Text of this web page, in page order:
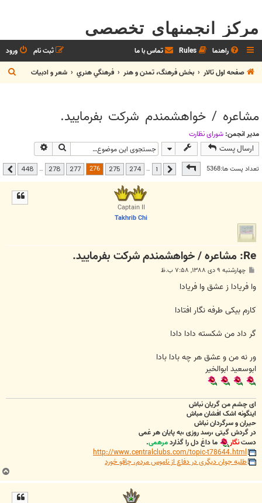
مرکز انجمنهای تخصصی
راهنما Rules تماس با ما ورود
ثبت نام
صفحه اول تالار
بخش فرهنگ، تمدن و هنر فرهنگي هنري شعر و ادبيات
ج
س
مشاعره / خواهشمندم شرکت بفرماييد.
مدیر انجمن: شوراي نظارت
ارسال پست جستجو
تعداد پست ها:5368
صفحه276از 448 قبلی …
274
275
276
277
278
…
448 بعدی
Captain II
Takhrib Chi
Re: مشاعره / خواهشمندم شرکت بفرماييد.
پ
ت
چهارشنبه ۹ دی ۱۳۸۸, ۷:۵۸ ب.ظ
وا فریادا ز عشق وا فریادا
کارم بیکی طرفه نگار افتادا
گر داد من شکسته دادا دادا
ور نه من و عشق هر چه بادا بادا
ابوسعید ابوالخیر
ای چشم من گریان نباش
اینگونه اشک افشان مباش
حیران و سرگردان نباش
در گردش گیتی ،رسد روزی ،به پایان هر غمی
دستنگار ما داغ دل را گذاردمرهمی.
http://www.centralclubs.com/topic-t78644.html
طلبه جوان دیگری در دفاع از ناموس مردم، چاقو خورد
ب
ا